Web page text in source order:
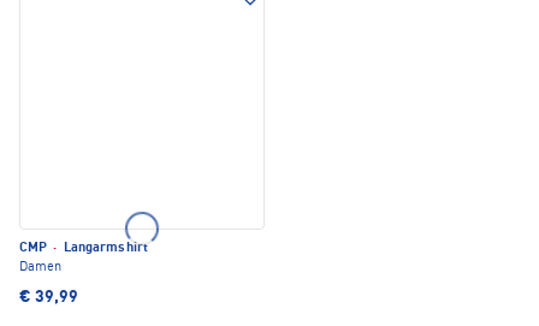
CMP ·
Langarmshirt
Damen
€ 39,99